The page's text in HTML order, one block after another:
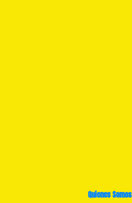
Quienes Somos